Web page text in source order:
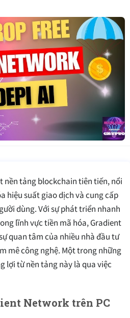
nền tảng blockchain tiên tiến, nổi
hiệu suất giao dịch và cung cấp
dùng. Với sự phát triển nhanh
lĩnh vực tiền mã hóa, Gradient
quan tâm của nhiều nhà đầu tư
mê công nghệ. Một trong những
lợi từ nền tảng này là qua việc
Network trên PC